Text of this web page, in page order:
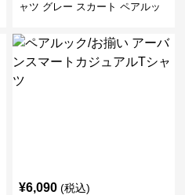
ャツ グレー スカート ペアルッ
¥6,090 (税込)